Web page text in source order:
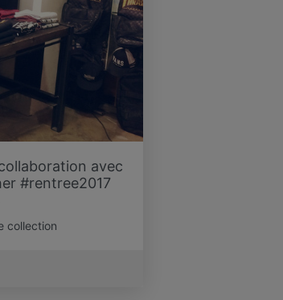
avec
#rentree2017
collection